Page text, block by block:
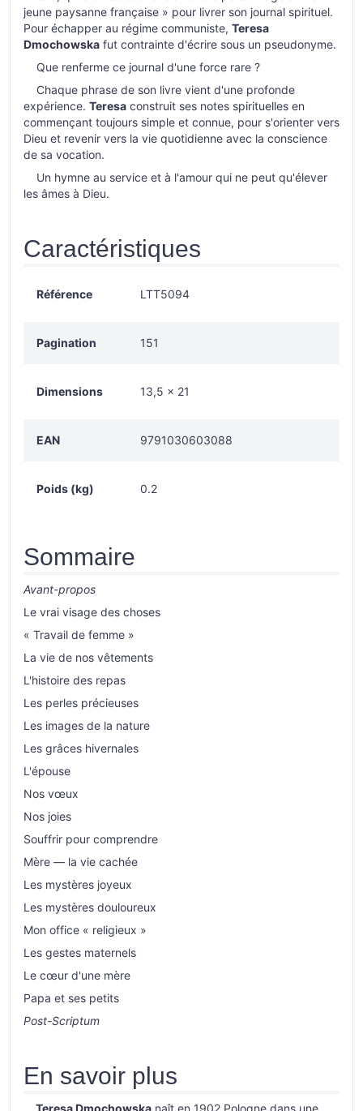
jeune paysanne française » pour livrer son journal spirituel.
Pour échapper au régime communiste, Teresa
Dmochowska fut contrainte d'écrire sous un pseudonyme.
Que renferme ce journal d'une force rare ?
Chaque phrase de son livre vient d'une profonde
expérience. Teresa construit ses notes spirituelles en
commençant toujours simple et connue, pour s'orienter vers
Dieu et revenir vers la vie quotidienne avec la conscience
de sa vocation.
Un hymne au service et à l'amour qui ne peut qu'élever
les âmes à Dieu.
Caractéristiques
Référence LTT5094
Pagination 151
Dimensions 13,5 x 21
EAN 9791030603088
Poids (kg) 0.2
Sommaire
Avant-propos
Le vrai visage des choses
« Travail de femme »
La vie de nos vêtements
L'histoire des repas
Les perles précieuses
Les images de la nature
Les grâces hivernales
L'épouse
Nos vœux
Nos joies
Souffrir pour comprendre
Mère — la vie cachée
Les mystères joyeux
Les mystères douloureux
Mon office « religieux »
Les gestes maternels
Le cœur d'une mère
Papa et ses petits
Post-Scriptum
En savoir plus
Teresa Dmochowska naît en 1902 Pologne dans une